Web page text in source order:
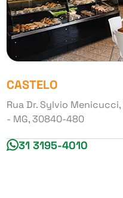
CASTELO
Rua Dr. Sylvio
- MG, 30840-480
31 3195-4010